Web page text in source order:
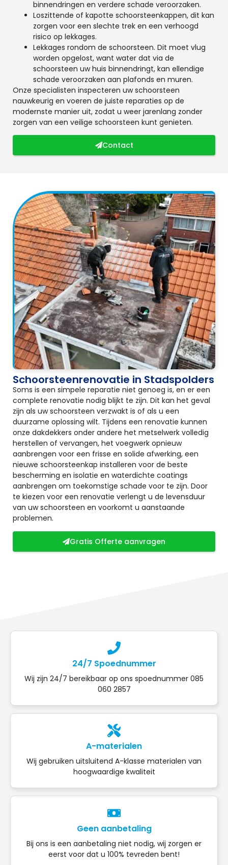
binnendringen en verdere schade veroorzaken.
Loszittende of kapotte schoorsteenkappen, dit kan
zorgen voor een slechte trek en een verhoogd
risico op lekkages.
Lekkages rondom de schoorsteen. Dit moet vlug
worden opgelost, want water dat via de
schoorsteen uw huis binnendringt, kan ellendige
schade veroorzaken aan plafonds en muren.
Onze specialisten inspecteren uw schoorsteen
nauwkeurig en voeren de juiste reparaties op de
modernste manier uit, zodat u weer jarenlang zonder
zorgen van een veilige schoorsteen kunt genieten.
Contact
Schoorsteenrenovatie in Stadspolders
Soms is een simpele reparatie niet genoeg is, en er een
complete renovatie nodig blijkt te zijn. Dit kan het geval
zijn als uw schoorsteen verzwakt is of als u een
duurzame oplossing wilt. Tijdens een renovatie kunnen
onze dakdekkers onder andere het metselwerk volledig
herstellen of vervangen, het voegwerk opnieuw
aanbrengen voor een frisse en solide afwerking, een
nieuwe schoorsteenkap installeren voor de beste
bescherming en isolatie en waterdichte coatings
aanbrengen om toekomstige schade voor te zijn. Door
te kiezen voor een renovatie verlengt u de levensduur
van uw schoorsteen en voorkomt u aanstaande
problemen.
Gratis Offerte aanvragen
24/7 Spoednummer
Wij zijn 24/7 bereikbaar op ons spoednummer 085
060 2857
A-materialen
Wij gebruiken uitsluitend A-klasse materialen van
hoogwaardige kwaliteit
Geen aanbetaling
Bij ons is een aanbetaling niet nodig, wij zorgen er
eerst voor dat u 100% tevreden bent!